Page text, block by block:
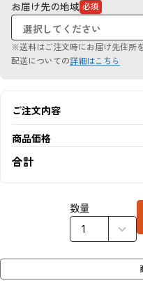
お届け先の地域 必須
（必
須
項
目）
※送料はご注文時にお届け先住所
配送についての詳細はこちら
ご注文内容
商品価格
合計
数量